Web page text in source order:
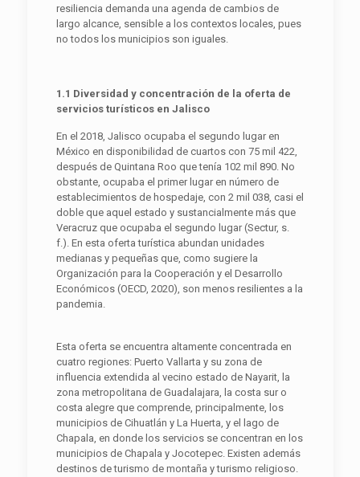
resiliencia demanda una agenda de cambios de
largo alcance, sensible a los contextos locales, pues
no todos los municipios son iguales.
1.1 Diversidad y concentración de la oferta de
servicios turísticos en Jalisco
En el 2018, Jalisco ocupaba el segundo lugar en
México en disponibilidad de cuartos con 75 mil 422,
después de Quintana Roo que tenía 102 mil 890. No
obstante, ocupaba el primer lugar en número de
establecimientos de hospedaje, con 2 mil 038, casi el
doble que aquel estado y sustancialmente más que
Veracruz que ocupaba el segundo lugar (Sectur, s.
f.). En esta oferta turística abundan unidades
medianas y pequeñas que, como sugiere la
Organización para la Cooperación y el Desarrollo
Económicos (OECD, 2020), son menos resilientes a la
pandemia.
Esta oferta se encuentra altamente concentrada en
cuatro regiones: Puerto Vallarta y su zona de
influencia extendida al vecino estado de Nayarit, la
zona metropolitana de Guadalajara, la costa sur o
costa alegre que comprende, principalmente, los
municipios de Cihuatlán y La Huerta, y el lago de
Chapala, en donde los servicios se concentran en los
municipios de Chapala y Jocotepec. Existen además
destinos de turismo de montaña y turismo religioso.